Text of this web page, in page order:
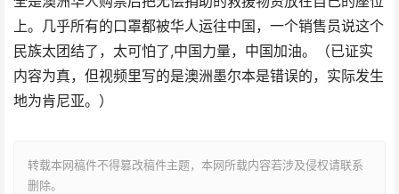
上。几乎所有的口罩都被华人运往中国，一个销售员说这个
民族太团结了，太可怕了,中国力量，中国加油。（已证实
内容为真，但视频里写的是澳洲墨尔本是错误的，实际发生
地为肯尼亚。）
转载本网稿件不得篡改稿件主题，本网所载内容若涉及侵权请联系
删除。